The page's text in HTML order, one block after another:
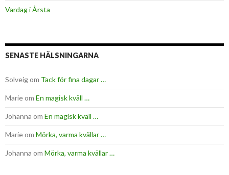
Vardag i Årsta
SENASTE HÄLSNINGARNA
Solveigom Tack för fina dagar …
Marieom En magisk kväll …
Johanna om En magisk kväll …
Marieom Mörka, varma kvällar …
Johanna om Mörka, varma kvällar …